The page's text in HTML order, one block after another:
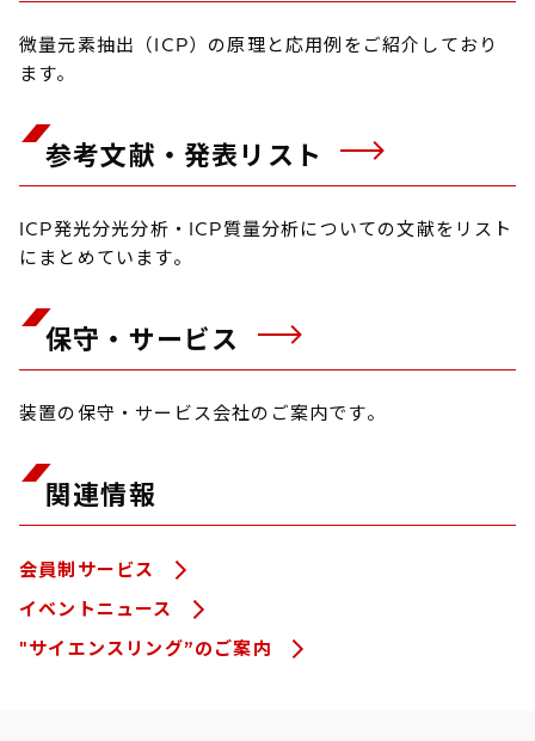
微量元素抽出（ICP）の原理と応用例をご紹介しており
ます。
参考文献・発表リスト
ICP発光分光分析・ICP質量分析についての文献をリスト
にまとめています。
保守・サービス
装置の保守・サービス会社のご案内です。
関連情報
会員制サービス
イベントニュース
"サイエンスリング”のご案内